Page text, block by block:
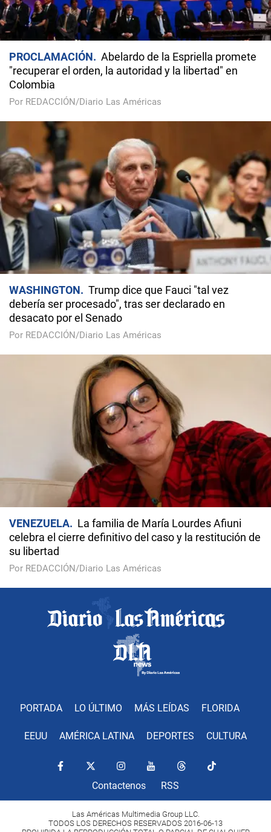
PROCLAMACIÓN
Abelardo de la Espriella promete
"recuperar el orden, la autoridad y la libertad" en
Colombia
Por REDACCIÓN/Diario Las Américas
WASHINGTON
Trump dice que Fauci "tal vez
debería ser procesado", tras ser declarado en
desacato por el Senado
Por REDACCIÓN/Diario Las Américas
VENEZUELA
La familia de María Lourdes Afiuni
celebra el cierre definitivo del caso y la restitución de
su libertad
Por REDACCIÓN/Diario Las Américas
PORTADA LO ÚLTIMO MÁS LEÍDAS FLORIDA
EEUU AMÉRICA LATINA DEPORTES CULTURA
Contactenos RSS
Las Américas Multimedia Group LLC.
TODOS LOS DERECHOS RESERVADOS 2016-06-13